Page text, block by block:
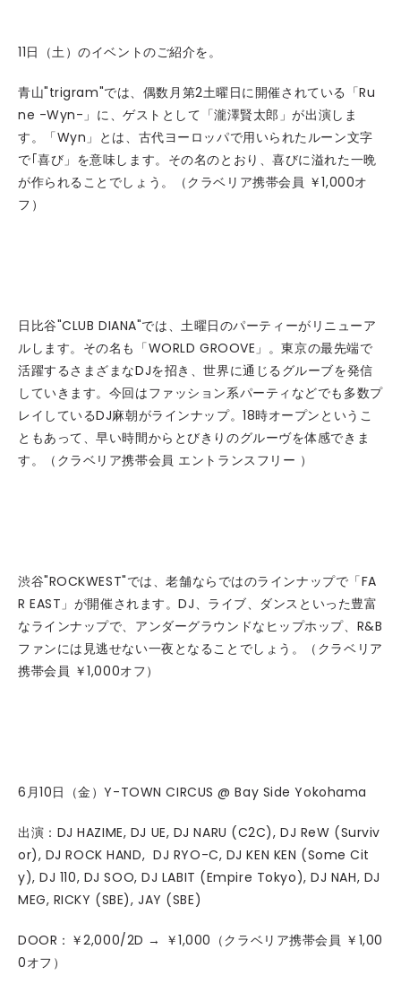
11日（土）のイベントのご紹介を。
青山"trigram"では、偶数月第2土曜日に開催されている「Ru
ne -Wyn-」に、ゲストとして「瀧澤賢太郎」が出演しま
す。「Wyn」とは、古代ヨーロッパで用いられたルーン文字
で｢喜び」を意味します。その名のとおり、喜びに溢れた一晩
が作られることでしょう。（クラベリア携帯会員 ￥1,000オ
フ）
日比谷"CLUB DIANA"では、土曜日のパーティーがリニューア
ルします。その名も「WORLD GROOVE」。東京の最先端で
活躍するさまざまなDJを招き、世界に通じるグルーブを発信
していきます。今回はファッション系パーティなどでも多数プ
レイしているDJ麻朝がラインナップ。18時オープンというこ
ともあって、早い時間からとびきりのグルーヴを体感できま
す。（クラベリア携帯会員 エントランスフリー ）
渋谷"ROCKWEST"では、老舗ならではのラインナップで「FA
R EAST」が開催されます。DJ、ライブ、ダンスといった豊富
なラインナップで、アンダーグラウンドなヒップホップ、R&B
ファンには見逃せない一夜となることでしょう。（クラベリア
携帯会員 ￥1,000オフ）
6月10日（金）Y-TOWN CIRCUS @ Bay Side Yokohama
出演：DJ HAZIME, DJ UE, DJ NARU (C2C), DJ ReW (Surviv
or), DJ ROCK HAND, DJ RYO-C, DJ KEN KEN (Some Cit
y), DJ 110, DJ SOO, DJ LABIT (Empire Tokyo), DJ NAH, DJ
MEG, RICKY (SBE), JAY (SBE)
DOOR：￥2,000/2D → ￥1,000（クラベリア携帯会員 ￥1,00
0オフ）